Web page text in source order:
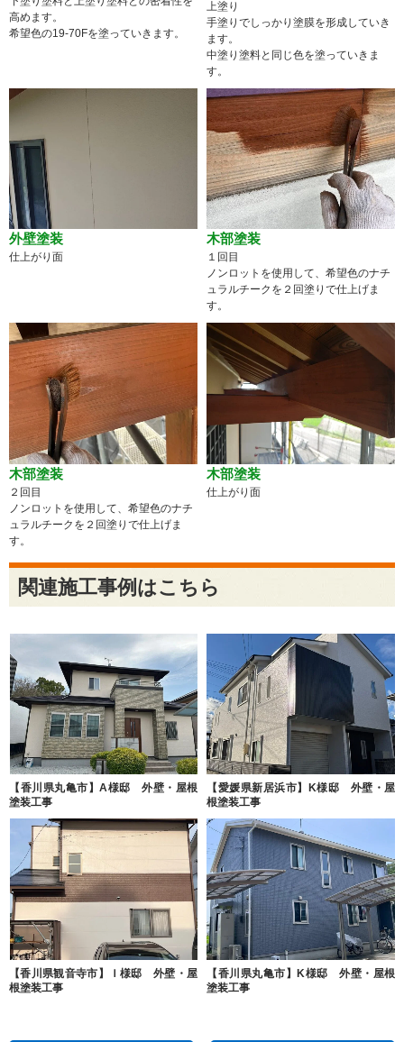
高めます。
希望色の19-70Fを塗っていきます。
上塗り
手塗りでしっかり塗膜を形成していき
ます。
中塗り塗料と同じ色を塗っていきま
す。
外壁塗装
仕上がり面
木部塗装
１回目
ノンロットを使用して、希望色のナチ
ュラルチークを２回塗りで仕上げま
す。
木部塗装
２回目
ノンロットを使用して、希望色のナチ
ュラルチークを２回塗りで仕上げま
す。
木部塗装
仕上がり面
関連施工事例はこちら
【香川県丸亀市】A様邸 外壁・屋根
塗装工事
【愛媛県新居浜市】K様邸 外壁・屋
根塗装工事
【香川県観音寺市】Ｉ様邸 外壁・屋
根塗装工事
【香川県丸亀市】K様邸 外壁・屋根
塗装工事